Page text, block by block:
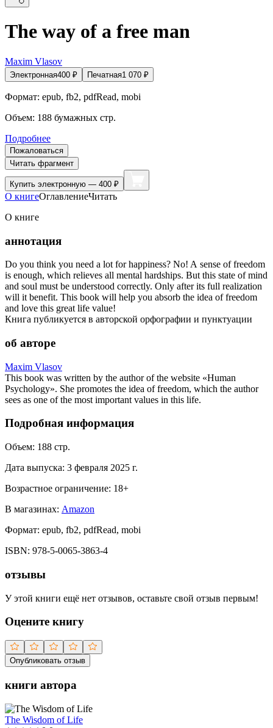
The way of a free man
Maxim Vlasov
Электронная400 ₽ Печатная1 070 ₽
Формат: epub, fb2, pdfRead, mobi
Объем: 188 бумажных стр.
Подробнее
Пожаловаться
Читать фрагмент
Купить электронную — 400 ₽
О книгеОглавлениеЧитать
О книге
аннотация
Do you think you need a lot for happiness? No! A sense of freedom
is enough, which relieves all mental hardships. But this state of mind
and soul must be understood correctly. Only after its full realization
will it benefit. This book will help you absorb the idea of freedom
and love this great life value!
Книга публикуется в авторской орфографии и пунктуации
об авторе
Maxim Vlasov
This book was written by the author of the website «Human
Psychology». She promotes the idea of freedom, which the author
sees as one of the most important values in this life.
Подробная информация
Объем: 188 стр.
Дата выпуска: 3 февраля 2025 г.
Возрастное ограничение: 18+
В магазинах: Amazon
Формат: epub, fb2, pdfRead, mobi
ISBN: 978-5-0065-3863-4
отзывы
У этой книги ещё нет отзывов, оставьте свой отзыв первым!
Оцените книгу
Опубликовать отзыв
книги автора
The Wisdom of Life